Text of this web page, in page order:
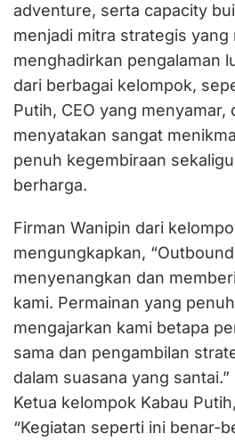
adventure, serta capacity
menjadi mitra strategis yang
menghadirkan pengalaman
dari berbagai kelompok,
Putih, CEO yang menyamar,
menyatakan sangat
penuh kegembiraan
berharga.
Firman Wanipin dari
mengungkapkan,
menyenangkan dan
kami. Permainan yang
mengajarkan kami betapa
sama dan pengambilan
dalam suasana yang
Ketua kelompok Kabau
“Kegiatan seperti ini benar-